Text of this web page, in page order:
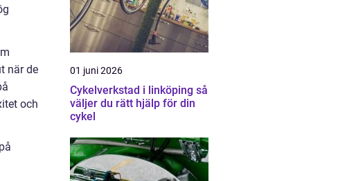
när de
och
01 juni 2026
Cykelverkstad i linköping så
väljer du rätt hjälp för din
cykel